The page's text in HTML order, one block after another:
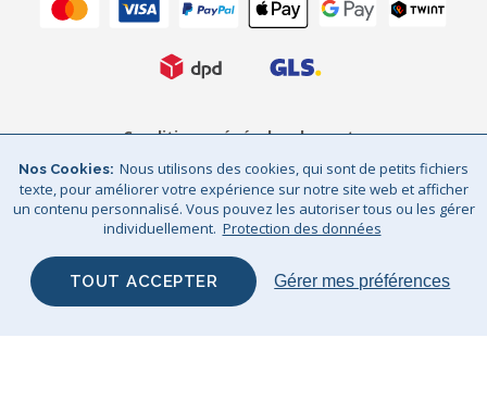
Conditions générales de vente
Protection des données
Mentions légales
Sitemap
© Big Bertha Original 2026
GHS Retail Ltd / © Big Bertha Original 2025
Nos Cookies Nous utilisons des cookies, qui sont de petits fichiers
texte, pour améliorer votre expérience sur notre site web et afficher
un contenu personnalisé. Vous pouvez les autoriser tous ou les gérer
individuellement. Protection des données
TOUT ACCEPTER Gérer mes préférences